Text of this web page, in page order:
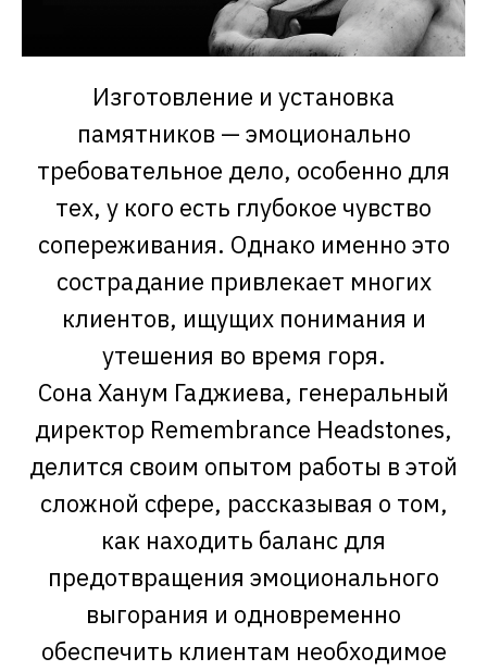
Изготовление и установка
памятников — эмоционально
требовательное дело, особенно для
тех, у кого есть глубокое чувство
сопереживания. Однако именно это
сострадание привлекает многих
клиентов, ищущих понимания и
утешения во время горя.
Сона Ханум Гаджиева, генеральный
директор Remembrance Headstones,
делится своим опытом работы в этой
сложной сфере, рассказывая о том,
как находить баланс для
предотвращения эмоционального
выгорания и одновременно
обеспечить клиентам необходимое